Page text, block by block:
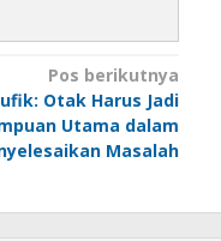
Pos berikutnya
Otak Harus Jadi
Utama dalam
Masalah